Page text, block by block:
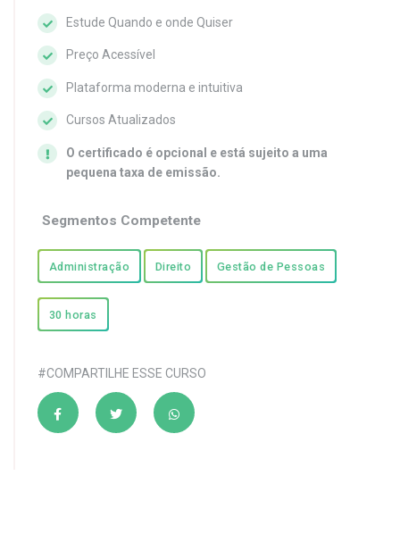
Estude Quando e onde Quiser
Preço Acessível
Plataforma moderna e intuitiva
Cursos Atualizados
O certificado é opcional e está sujeito a uma
pequena taxa de emissão.
Segmentos Competente
Administração Direito Gestão de Pessoas
30 horas
#COMPARTILHE ESSE CURSO